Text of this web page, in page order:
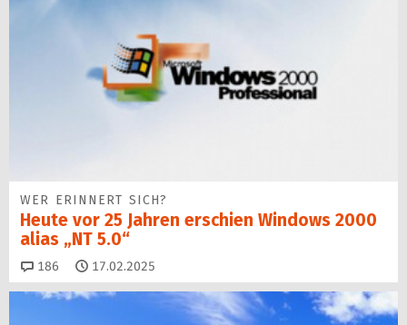
WER ERINNERT SICH?
Heute vor 25 Jahren erschien Windows 2000
alias „NT 5.0“
186 Kommentare
17.02.2025